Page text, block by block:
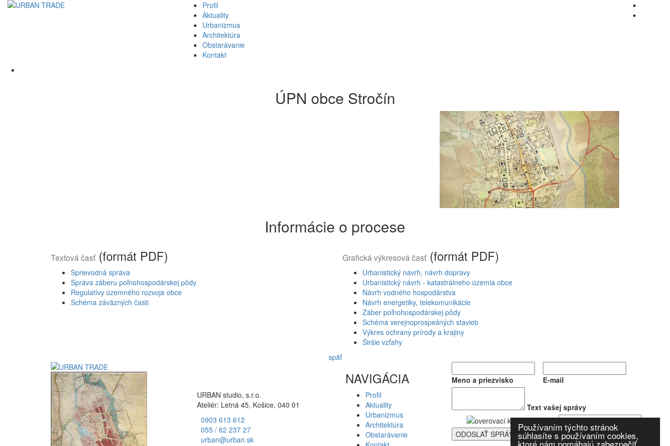
Používaním týchto stránok
súhlasíte s používaním cookies,
Profil
Aktuality
Urbanizmus
Architektúra
Obstarávanie
Kontakt
ÚPN obce Stročín
Informácie o procese
Textová časť(formát PDF)
Sprievodná správa
Správa záberu poľnohospodárskej pôdy
Regulatívy územného rozvoja obce
Schéma záväzných časti
Grafická výkresová časť(formát PDF)
Urbanistický návrh, návrh dopravy
Urbanistický návrh - katastrálneho územia obce
Návrh vodného hospodárstva
Návrh energetiky, telekomunikácie
Záber poľnohospodárskej pôdy
Schéma verejnoprospešných stavieb
Výkres ochrany prírody a krajiny
Širšie vzťahy
späť
Meno a priezvisko E-mail
Text vašej správy
URBAN studio, s.r.o.
Ateliér: Letná 45, Košice, 040 01
0903 613 612
055 / 62 237 27
urban@urban.sk
NAVIGÁCIA
Profil
Aktuality
Urbanizmus
Architektúra
Obstarávanie